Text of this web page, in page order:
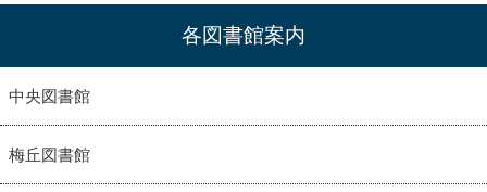
各図書館案内
中央図書館
梅丘図書館